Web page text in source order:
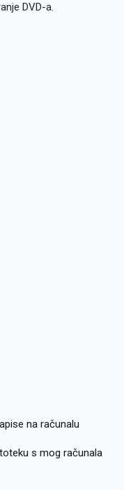
DVD-a.
na računalu
s mog računala